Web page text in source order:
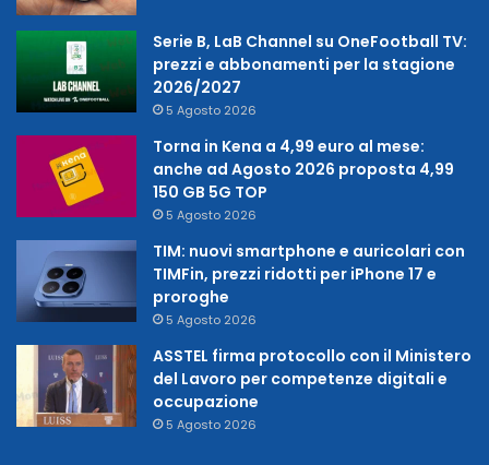
Serie B, LaB Channel su OneFootball TV:
prezzi e abbonamenti per la stagione
2026/2027
5 Agosto 2026
Torna in Kena a 4,99 euro al mese:
anche ad Agosto 2026 proposta 4,99
150 GB 5G TOP
5 Agosto 2026
TIM: nuovi smartphone e auricolari con
TIMFin, prezzi ridotti per iPhone 17 e
proroghe
5 Agosto 2026
ASSTEL firma protocollo con il Ministero
del Lavoro per competenze digitali e
occupazione
5 Agosto 2026